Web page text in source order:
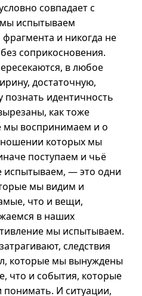
совпадает с
испытываем
и никогда не
соприкосновения.
в любое
достаточную,
познать идентичность
как тоже
мы воспринимаем и о
которых мы
поступаем и чьё
— это одни
мы видим и
что и вещи,
в наших
мы испытываем.
следствия
которые мы вынуждены
что и события, которые
И ситуации,